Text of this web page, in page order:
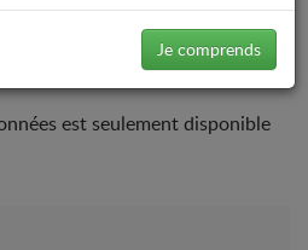
Je comprends
est seulement disponible